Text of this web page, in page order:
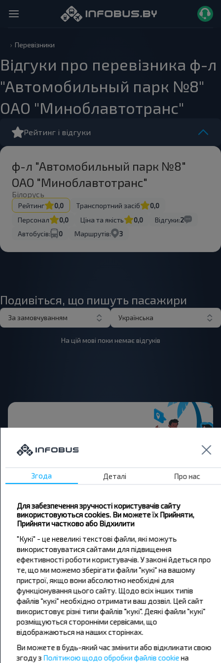
Перевізники
Відгуки про перевізника ф-л
"Автомобильный парк №8"
ОАО "Миноблавтотранс"
Рейтинг і відгуки
ф-л "Автомобильный парк №8"
ОАО "Миноблавтотранс"
Білорусь
Рейтинг 0,0 Транспортний засіб
0,0
Персонал
0,0 Ціна та якість 0,0 Відгуки:2
Автобусів:
0 Маршрутів: 3
Подивіться, що пишуть пасажири
За замовчуванням Українська
На цій мові поки немає відгуків
Бажаєте
подорожувати
дешевше?
Не пропусти акції, знижки та спеціальні
пропозиції, INFOBUS. Підпишись на розсилку та
подорожуй з нами дешевше!
Підписатися
Згода Деталі Про нас
Для забезпечення зручності користувачів сайту
використовуються cookies. Ви можете їх Прийняти,
Прийняти частково або Відхилити
"Кукі" - це невеликі текстові файли, які можуть
використовуватися сайтами для підвищення
ефективності роботи користувачів. У законі йдеться про
те, що ми можемо зберігати файли "кукі" на вашому
пристрої, якщо вони абсолютно необхідні для
функціонування цього сайту. Щодо всіх інших типів
файлів "кукі" необхідно отримати ваш дозвіл. Цей сайт
використовує різні типи файлів "кукі". Деякі файли "кукі"
розміщуються сторонніми сервісами, що
відображаються на наших сторінках.
Ви можете в будь-який час змінити або відкликати свою
згоду з Політикою щодо обробки файлів cookieна